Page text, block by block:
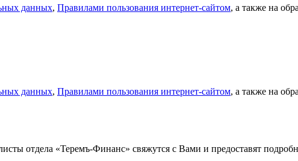
данных, Правилами пользования интернет-сайтом, а также на
данных, Правилами пользования интернет-сайтом, а также на
отдела «Теремъ-Финанс» свяжутся с Вами и предоставят